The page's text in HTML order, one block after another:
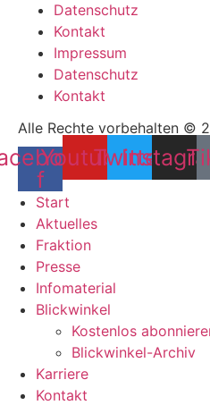
Datenschutz
Kontakt
Impressum
Datenschutz
Kontakt
Alle Rechte vorbehalten ©
f
YoutubeTwitter
Start
Aktuelles
Fraktion
Presse
Infomaterial
Blickwinkel
Kostenlos
Blickwinkel-Archiv
Karriere
Kontakt